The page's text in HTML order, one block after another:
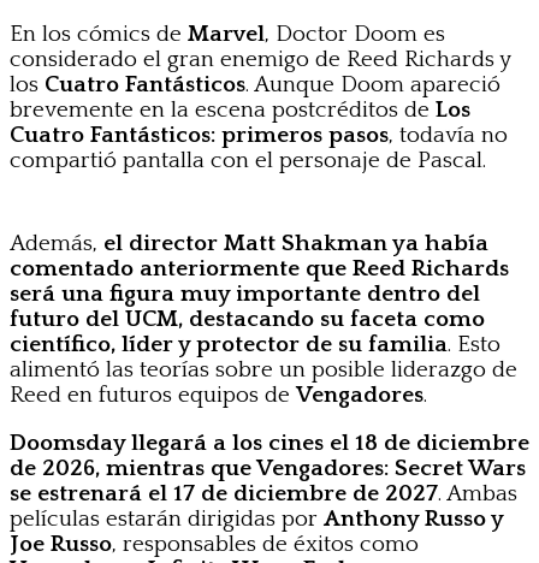
En los cómics de Marvel, Doctor Doom es
considerado el gran enemigo de Reed Richards y
los Cuatro Fantásticos. Aunque Doom apareció
brevemente en la escena postcréditos de Los
Cuatro Fantásticos: primeros pasos, todavía no
compartió pantalla con el personaje de Pascal.
Además, el director Matt Shakman ya había
comentado anteriormente que Reed Richards
será una figura muy importante dentro del
futuro del UCM, destacando su faceta como
científico, líder y protector de su familia. Esto
alimentó las teorías sobre un posible liderazgo de
Reed en futuros equipos deVengadores.
Doomsday llegará a los cines el 18 de diciembre
de 2026, mientras que Vengadores: Secret Wars
se estrenará el 17 de diciembre de 2027. Ambas
películas estarán dirigidas por Anthony Russo y
Joe Russo, responsables de éxitos como